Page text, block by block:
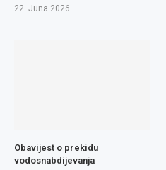
22. Juna 2026.
Obavijest o prekidu
vodosnabdijevanja